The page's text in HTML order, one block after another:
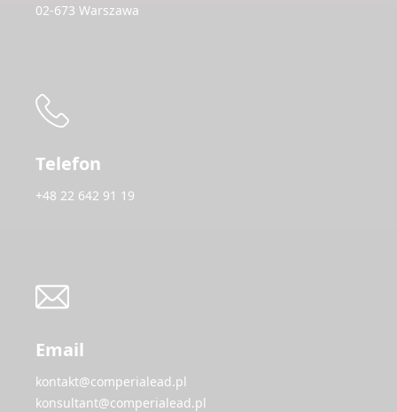
02-673 Warszawa
Telefon
+48 22 642 91 19
Email
kontakt@comperialead.pl
konsultant@comperialead.pl